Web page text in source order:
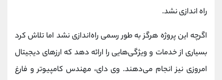
راه اندازی نشد.
اگرچه این پروژه هرگز به طور رسمی راه‌اندازی نشد اما تلاش کرد
بسیاری از خدمات و ویژگی‌هایی را ارائه دهد که ارزهای دیجیتال
امروزی نیز انجام می‌دهند. وی دای، مهندس کامپیوتر و فارغ